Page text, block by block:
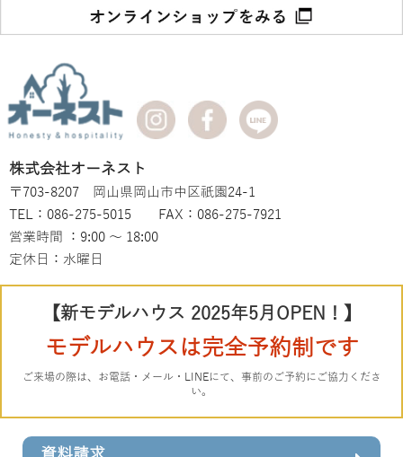
株式会社オーネスト
〒703-8207 岡山県岡山市中区祇園24-1
TEL：086-275-5015 FAX：086-275-7921
営業時間 ：9:00 ～ 18:00
定休日：水曜日
【新モデルハウス 2025年5月OPEN！】
モデルハウスは完全予約制です
ご来場の際は、お電話・メール・LINEにて、事前のご予約にご協力くださ
い。